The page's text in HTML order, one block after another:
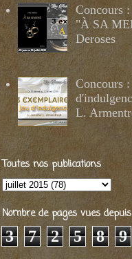
Concours
"À SA
Deroses
Concours :
L.
Toutes nos publications
Nombre de pages vues depuis
3 7 2 5 8 9